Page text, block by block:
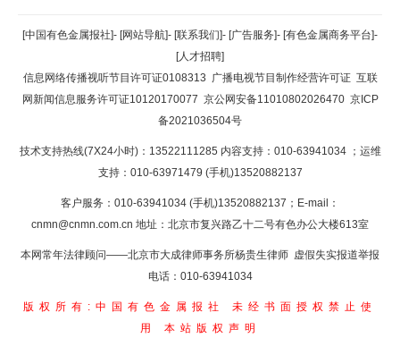
[中国有色金属报社]- [网站导航]- [联系我们]- [广告服务]- [有色金属商务平台]-
[人才招聘]
信息网络传播视听节目许可证0108313 广播电视节目制作经营许可证 互联
网新闻信息服务许可证10120170077 京公网安备11010802026470 京ICP
备2021036504号
技术支持热线(7X24小时)：13522111285 内容支持：010-63941034 ；运维
支持：010-63971479 (手机)13520882137
客户服务：010-63941034 (手机)13520882137；E-mail：
cnmn@cnmn.com.cn 地址：北京市复兴路乙十二号有色办公大楼613室
本网常年法律顾问——北京市大成律师事务所杨贵生律师 虚假失实报道举报
电话：010-63941034
版权所有:中国有色金属报社
未经书面授权禁止使
用 本站版权声明